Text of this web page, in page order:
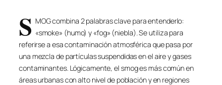
S MOG combina 2 palabras clave para entenderlo:
«smoke» (humo) y «fog» (niebla). Se utiliza para
referirse a esa contaminación atmosférica que pasa por
una mezcla de partículas suspendidas en el aire y gases
contaminantes. Lógicamente, el smog es más común en
áreas urbanas con alto nivel de población y en regiones